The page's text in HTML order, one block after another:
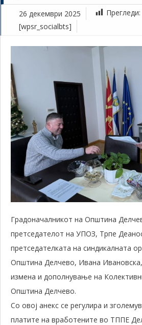
26 декември 2025 Прегледи:
[wpsr_socialbts]
Градоначалникот на Општина
претседателот на УПОЗ, Трпе
претседателката на синдикалната
Општина Делчево, Ивана
измена и дополнување на
Општина Делчево.
Со овој анекс се регулира и
платите на вработените во ТППЕ